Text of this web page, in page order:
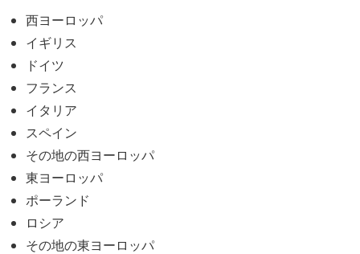
西ヨーロッパ
イギリス
ドイツ
フランス
イタリア
スペイン
その地の西ヨーロッパ
東ヨーロッパ
ポーランド
ロシア
その地の東ヨーロッパ